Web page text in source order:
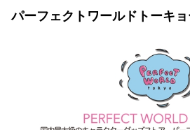
パーフェクトワールドトーキ